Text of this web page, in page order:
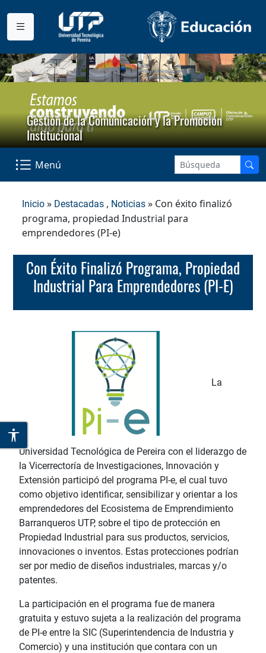
Gestión de la Comunicación y la Promoción
Institucional
Menú
Inicio » Destacadas , Noticias » Con éxito finalizó
programa, propiedad Industrial para
emprendedores (PI-e)
Con Éxito Finalizó Programa, Propiedad
Industrial Para Emprendedores (PI-E)
La
Universidad Tecnológica de Pereira con el liderazgo de
la Vicerrectoría de Investigaciones, Innovación y
Extensión participó del programa PI-e, el cual tuvo
como objetivo identificar, sensibilizar y orientar a los
emprendedores del Ecosistema de Emprendimiento
Barranqueros UTP, sobre el tipo de protección en
Propiedad Industrial para sus productos, servicios,
innovaciones o inventos. Estas protecciones podrían
ser por medio de diseños industriales, marcas y/o
patentes.
La participación en el programa fue de manera
gratuita y estuvo sujeta a la realización del programa
de PI-e entre la SIC (Superintendencia de Industria y
Comercio) y una institución que contara con un